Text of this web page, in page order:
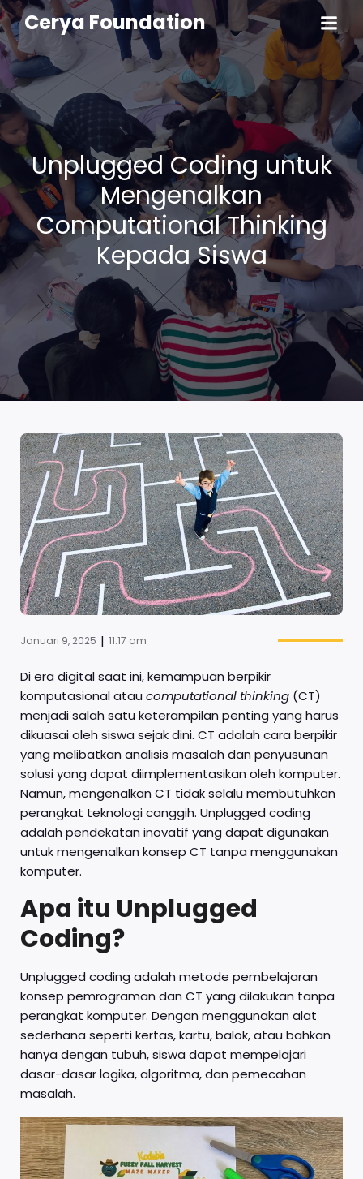
Cerya Foundation
Unplugged Coding untuk
Mengenalkan
Computational Thinking
Kepada Siswa
Januari 9, 2025 | 11:17 am
Di era digital saat ini, kemampuan berpikir
komputasional atau computational thinking (CT)
menjadi salah satu keterampilan penting yang harus
dikuasai oleh siswa sejak dini. CT adalah cara berpikir
yang melibatkan analisis masalah dan penyusunan
solusi yang dapat diimplementasikan oleh komputer.
Namun, mengenalkan CT tidak selalu membutuhkan
perangkat teknologi canggih. Unplugged coding
adalah pendekatan inovatif yang dapat digunakan
untuk mengenalkan konsep CT tanpa menggunakan
komputer.
Apa itu Unplugged
Coding?
Unplugged coding adalah metode pembelajaran
konsep pemrograman dan CT yang dilakukan tanpa
perangkat komputer. Dengan menggunakan alat
sederhana seperti kertas, kartu, balok, atau bahkan
hanya dengan tubuh, siswa dapat mempelajari
dasar-dasar logika, algoritma, dan pemecahan
masalah.